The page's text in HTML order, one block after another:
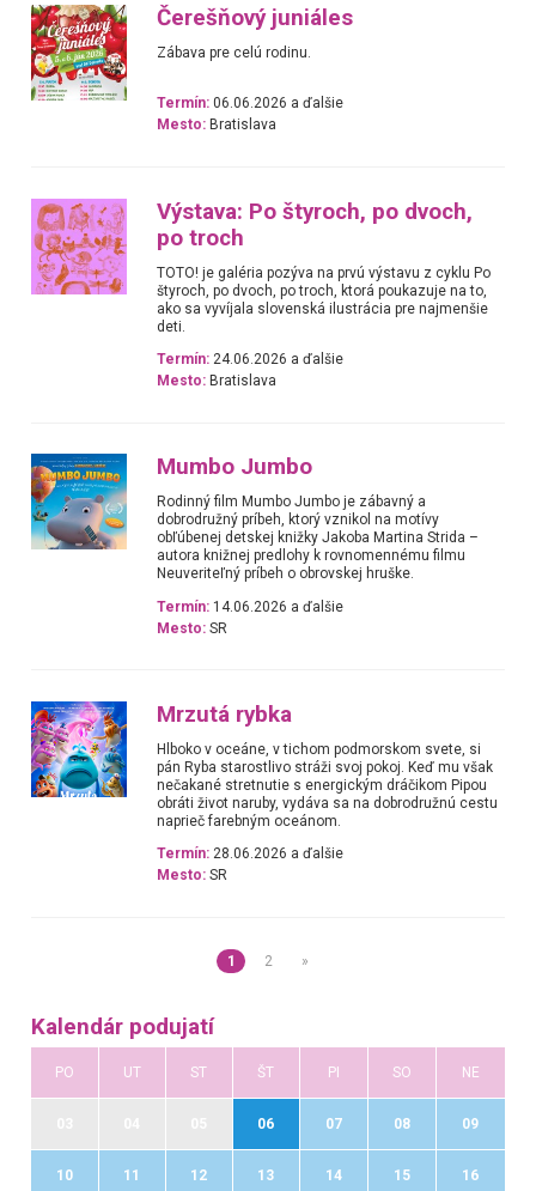
Čerešňový juniáles
Zábava pre celú rodinu.
Termín: 06.06.2026 a ďalšie
Mesto: Bratislava
Výstava: Po štyroch, po dvoch,
po troch
TOTO! je galéria pozýva na prvú výstavu z cyklu Po
štyroch, po dvoch, po troch, ktorá poukazuje na to,
ako sa vyvíjala slovenská ilustrácia pre najmenšie
deti.
Termín: 24.06.2026 a ďalšie
Mesto: Bratislava
Mumbo Jumbo
Rodinný film Mumbo Jumbo je zábavný a
dobrodružný príbeh, ktorý vznikol na motívy
obľúbenej detskej knižky Jakoba Martina Strida –
autora knižnej predlohy k rovnomennému filmu
Neuveriteľný príbeh o obrovskej hruške.
Termín: 14.06.2026 a ďalšie
Mesto: SR
Mrzutá rybka
Hlboko v oceáne, v tichom podmorskom svete, si
pán Ryba starostlivo stráži svoj pokoj. Keď mu však
nečakané stretnutie s energickým dráčikom Pipou
obráti život naruby, vydáva sa na dobrodružnú cestu
naprieč farebným oceánom.
Termín: 28.06.2026 a ďalšie
Mesto: SR
1 2 »
Kalendár podujatí
PO UT ST ŠT PI SO NE
06 07 08 09
10 11 12 13 14 15 16